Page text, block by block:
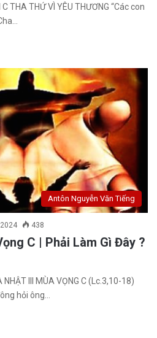
THA THỨ VÌ YÊU THƯƠNG “Các con
Antôn Nguyễn Văn Tiếng
438
C | Phải Làm Gì Đây ?
NHẬT III MÙA VỌNG C (Lc.3,10-18)
hỏi ông…